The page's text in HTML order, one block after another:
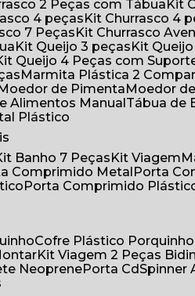
2 Peças com Tábua
Kit
4 peças Kit Churrasco 4
7 Peças
Kit Churrasco
Kit Queijo 3 peças Kit
Kit Queijo 4 Peças com
Marmita Plástica 2
Moedor de Pimenta
Moedor
Alimentos Manual
Tábua de
Plástico
Kit Banho 7 Peças Kit Viagem
Comprimido Metal
Porta
Porta Comprimido
Cofre Plástico Porquinho
Kit Viagem 2 Peças
Neoprene Porta Cd